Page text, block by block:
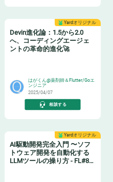
Yardオリジナル
Devin進化論：1.5から2.0
へ、コーディングエージェ
ントの革命的進化🚀
はがくん@薬剤師＆Flutter/Goエ
ンジニア
2025/04/07
相談する
Yardオリジナル
AI駆動開発完全入門 〜ソフ
トウェア開発を自動化する
LLMツールの操り方 - FL#87